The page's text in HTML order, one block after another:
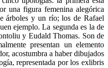
una figura femenina alegórica
árboles y un río; los de Rafael
ejemplo. La segunda es la de
y Eudald Thomas. Son de
presentan un elemento
acostumbra a haber dibujados
representada por los exlibris